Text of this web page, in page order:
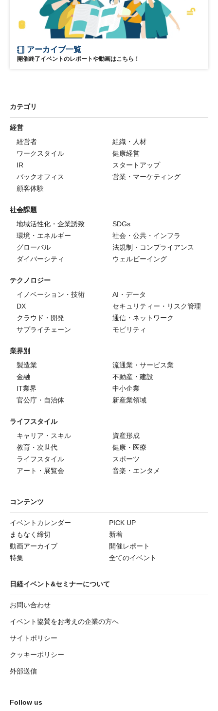
アーカイブ一覧
開催終了イベントのレポートや動画はこちら！
カテゴリ
経営
経営者
組織・人材
ワークスタイル
健康経営
IR
スタートアップ
バックオフィス
営業・マーケティング
顧客体験
社会課題
地域活性化・企業誘致
SDGs
環境・エネルギー
社会・公共・インフラ
グローバル
法規制・コンプライアンス
ダイバーシティ
ウェルビーイング
テクノロジー
イノベーション・技術
AI・データ
DX
セキュリティー・リスク管理
クラウド・開発
通信・ネットワーク
サプライチェーン
モビリティ
業界別
製造業
流通業・サービス業
金融
不動産・建設
IT業界
中小企業
官公庁・自治体
新産業領域
ライフスタイル
キャリア・スキル
資産形成
教育・次世代
健康・医療
ライフスタイル
スポーツ
アート・展覧会
音楽・エンタメ
コンテンツ
イベントカレンダー
PICK UP
まもなく締切
新着
動画アーカイブ
開催レポート
特集
全てのイベント
日経イベント&セミナーについて
お問い合わせ
イベント協賛をお考えの企業の方へ
サイトポリシー
クッキーポリシー
外部送信
Follow us